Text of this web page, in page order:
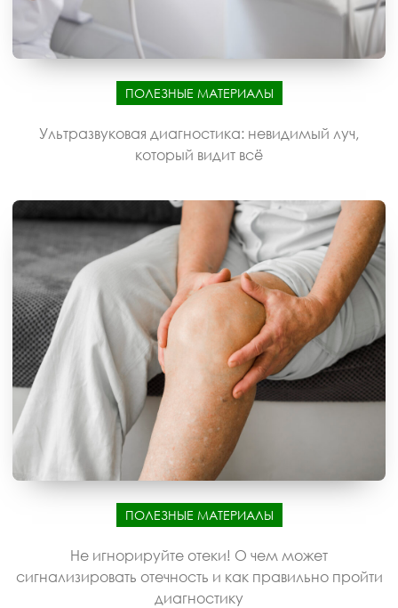
ПОЛЕЗНЫЕ МАТЕРИАЛЫ
Ультразвуковая диагностика: невидимый луч,
который видит всё
ПОЛЕЗНЫЕ МАТЕРИАЛЫ
Не игнорируйте отеки! О чем может
сигнализировать отечность и как правильно пройти
диагностику